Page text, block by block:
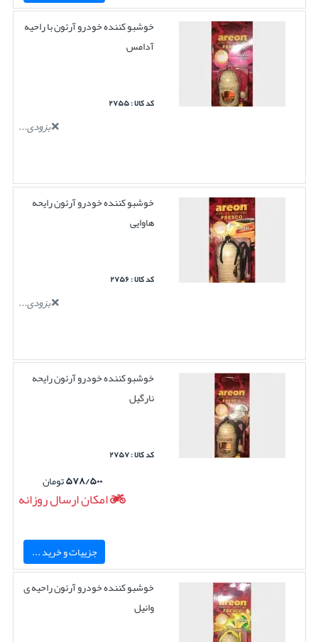
خوشبو کننده خودرو آرئون با راحیه
آدامس
کد کالا : ۲۷۵۵
بزودی...
خوشبو کننده خودرو آرئون رایحه
هاوایی
کد کالا : ۲۷۵۶
بزودی...
خوشبو کننده خودرو آرئون رایحه
نارگیل
کد کالا : ۲۷۵۷
۵۷۸/۵۰۰تومان
امکان ارسال روزانه
جزییات و خرید ...
خوشبو کننده خودرو آرئون راحیه ی
وانیل